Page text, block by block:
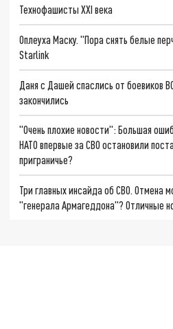
Технофашисты XXI века
Оплеуха Маску. "Пора снять белые
Starlink
Даня с Дашей спаслись от боевиков
закончились
"Очень плохие новости": Большая
НАТО впервые за СВО остановили
приграничье?
Три главных инсайда об СВО. Отмена
"генерала Армагеддона"? Отличные